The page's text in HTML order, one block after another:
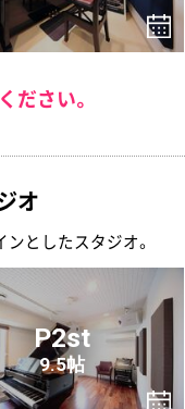
ださい。
オ
としたスタジオ。
P2st
9.5帖